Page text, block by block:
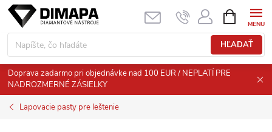
Prejsť
obsah
HĽADAŤ
KOŠÍK
Doprava zadarmo pri objednávke nad 100 EUR / NEPLATÍ PRE
NADROZMERNÉ ZÁSIELKY
Lapovacie pasty pre leštenie